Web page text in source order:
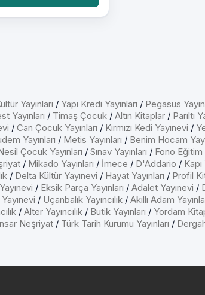
Yayınları / Yapı Kredi Yayınları / Pegasus
Yayınları / Timaş Çocuk / Altın Kitaplar / Parıltı
/ Can Çocuk Yayınları / Kırmızı Kedi Yayınevi /
Yayınları / Metis Yayınları / Benim Hocam
Çocuk Yayınları / Sınav Yayınları / Fono Eğitim
/ Mikado Yayınları / İmece / D'Addario / Kapı
/ Delta Kültür Yayınevi / Hayat Yayınları / Profil
/ Eksik Parça Yayınları / Adalet Yayınevi /
/ Uçanbalık Yayıncılık / Akıllı Adam
/ Alter Yayıncılık / Butik Yayınları / Yordam
Neşriyat / Türk Tarih Kurumu Yayınları /